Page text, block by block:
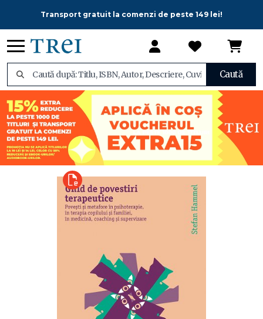
Transport gratuit la comenzi de peste 149 lei!
Caută